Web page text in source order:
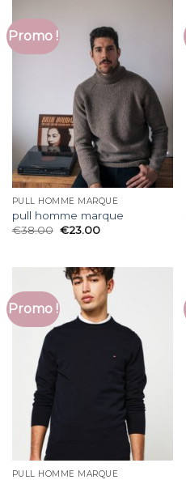
Promo !
PULL HOMME MARQUE
pull homme marque
€38.00 €23.00
Promo !
PULL HOMME MARQUE